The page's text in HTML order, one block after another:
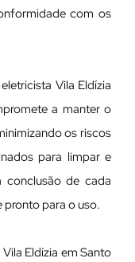
com os
Vila Eldízia
a manter o
os riscos
para limpar e
conclusão de cada
pronto para o uso.
Eldízia em Santo